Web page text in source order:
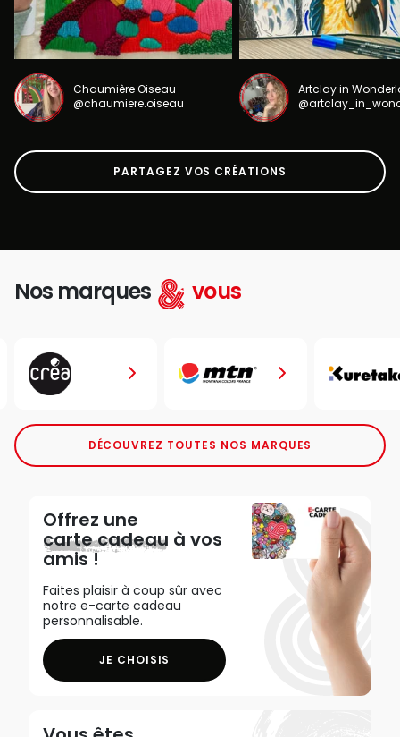
Chaumière Oiseau
@chaumiere.oiseau
Artclay in
PARTAGEZ VOS CRÉATIONS
Nos marques vous
DÉCOUVREZ TOUTES NOS MARQUES
Offrez une
carte cadeau à vos
amis !
Faites plaisir à coup sûr avec
notre e-carte cadeau
personnalisable.
JE CHOISIS